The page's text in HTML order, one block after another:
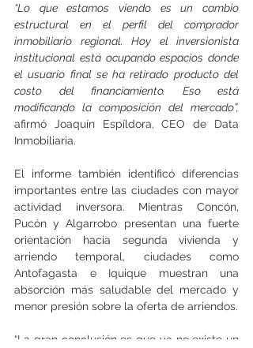
“Lo que estamos viendo es un cambio
estructural en el perfil del comprador
inmobiliario regional. Hoy el inversionista
institucional está ocupando espacios donde
el usuario final se ha retirado producto del
costo del financiamiento. Eso está
modificando la composición del mercado”,
afirmó Joaquín Espíldora, CEO de Data
Inmobiliaria.
El informe también identificó diferencias
importantes entre las ciudades con mayor
actividad inversora. Mientras Concón,
Pucón y Algarrobo presentan una fuerte
orientación hacia segunda vivienda y
arriendo temporal, ciudades como
Antofagasta e Iquique muestran una
absorción más saludable del mercado y
menor presión sobre la oferta de arriendos.
“La gran conclusión es que ya no existe un